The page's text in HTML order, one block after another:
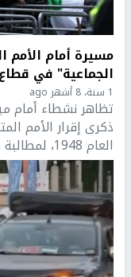
مسيرة أمام الأمم
الجماعية" في
1 سنة، 8 أشهر ago
تظاهر نشطاء أمام
ذكرى إقرار الأمم
العام 1948، لمطالبة دول العالم الضغط على دولة ...